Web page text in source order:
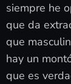
siempre he
que da
que
hay un
que es